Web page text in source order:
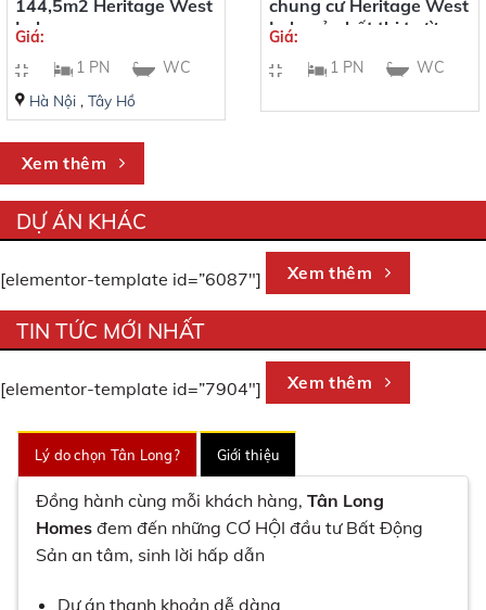
144,5m2 Heritage West
Lake
Giá:
1 PN
WC
Hà Nội, Tây Hồ
chung cư Heritage West
Lake rẻ nhất thị trường
Giá:
1 PN
WC
Xem thêm
DỰ ÁN KHÁC
[elementor-template id=”6087″] Xem thêm
TIN TỨC MỚI NHẤT
[elementor-template id=”7904″] Xem thêm
Lý do chọn Tân Long? Giới thiệu
Đồng hành cùng mỗi khách hàng, Tân Long
Homesđem đến những CƠ HỘI đầu tư Bất Động
Sản an tâm, sinh lời hấp dẫn
Dự án thanh khoản dễ dàng